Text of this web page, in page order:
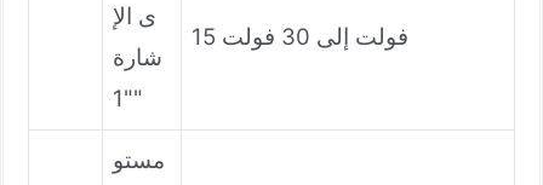
ى الإ
شارة
"1"
15 فولت إلى 30 فولت
مستو